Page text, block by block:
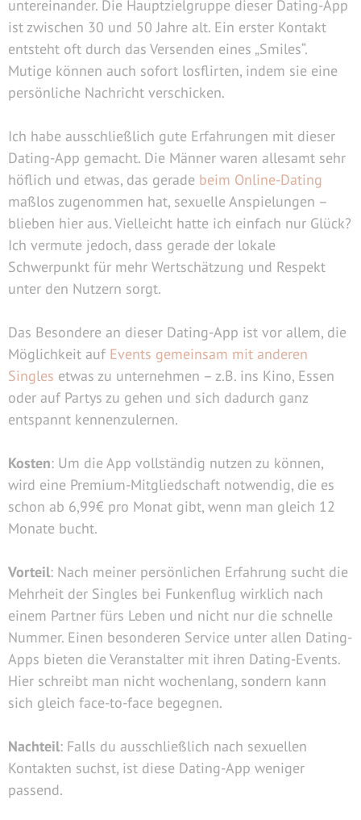
untereinander. Die Hauptzielgruppe dieser Dating-App
ist zwischen 30 und 50 Jahre alt. Ein erster Kontakt
entsteht oft durch das Versenden eines „Smiles“.
Mutige können auch sofort losflirten, indem sie eine
persönliche Nachricht verschicken.
Ich habe ausschließlich gute Erfahrungen mit dieser
Dating-App gemacht. Die Männer waren allesamt sehr
höflich und etwas, das gerade beim Online-Dating
maßlos zugenommen hat, sexuelle Anspielungen –
blieben hier aus. Vielleicht hatte ich einfach nur Glück?
Ich vermute jedoch, dass gerade der lokale
Schwerpunkt für mehr Wertschätzung und Respekt
unter den Nutzern sorgt.
Das Besondere an dieser Dating-App ist vor allem, die
Möglichkeit auf Events gemeinsam mit anderen
Singles etwas zu unternehmen – z.B. ins Kino, Essen
oder auf Partys zu gehen und sich dadurch ganz
entspannt kennenzulernen.
Kosten: Um die App vollständig nutzen zu können,
wird eine Premium-Mitgliedschaft notwendig, die es
schon ab 6,99€ pro Monat gibt, wenn man gleich 12
Monate bucht.
Vorteil: Nach meiner persönlichen Erfahrung sucht die
Mehrheit der Singles bei Funkenflug wirklich nach
einem Partner fürs Leben und nicht nur die schnelle
Nummer. Einen besonderen Service unter allen Dating-
Apps bieten die Veranstalter mit ihren Dating-Events.
Hier schreibt man nicht wochenlang, sondern kann
sich gleich face-to-face begegnen.
Nachteil: Falls du ausschließlich nach sexuellen
Kontakten suchst, ist diese Dating-App weniger
passend.